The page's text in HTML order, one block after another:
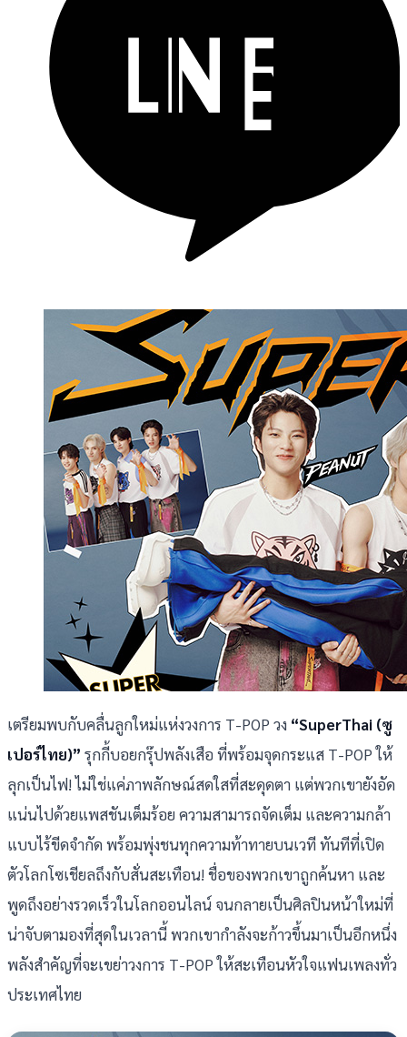
เตรียมพบกับคลื่นลูกใหม่แห่งวงการ T-POP วง “SuperThai (ซู
เปอร์ไทย)” รุกกี้บอยกรุ๊ปพลังเสือ ที่พร้อมจุดกระแส T-POP ให้
ลุกเป็นไฟ! ไม่ใช่แค่ภาพลักษณ์สดใสที่สะดุดตา แต่พวกเขายังอัด
แน่นไปด้วยแพสชันเต็มร้อย ความสามารถจัดเต็ม และความกล้า
แบบไร้ขีดจำกัด พร้อมพุ่งชนทุกความท้าทายบนเวที ทันทีที่เปิด
ตัวโลกโซเชียลถึงกับสั่นสะเทือน! ชื่อของพวกเขาถูกค้นหา และ
พูดถึงอย่างรวดเร็วในโลกออนไลน์ จนกลายเป็นศิลปินหน้าใหม่ที่
น่าจับตามองที่สุดในเวลานี้ พวกเขากำลังจะก้าวขึ้นมาเป็นอีกหนึ่ง
พลังสำคัญที่จะเขย่าวงการ T-POP ให้สะเทือนหัวใจแฟนเพลงทั่ว
ประเทศไทย